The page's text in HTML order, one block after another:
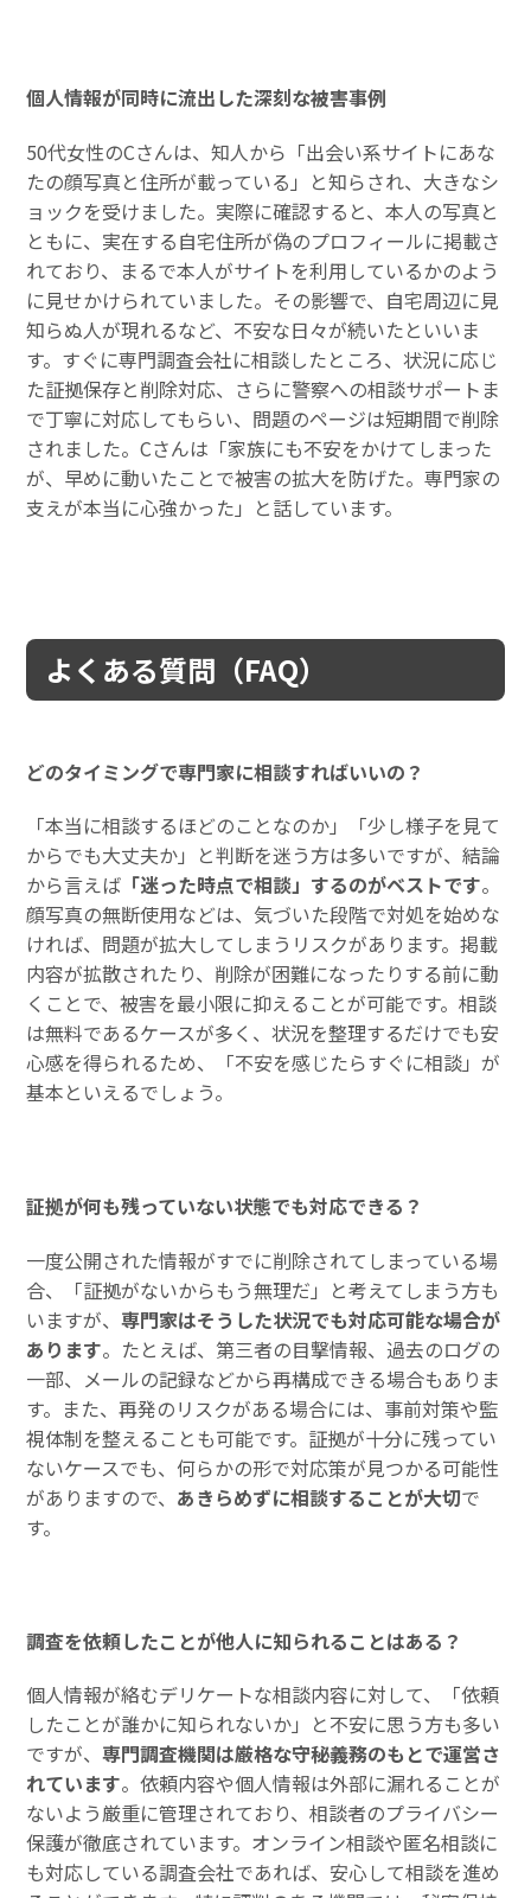
個人情報が同時に流出した深刻な被害事例
50代女性のCさんは、知人から「出会い系サイトにあな
たの顔写真と住所が載っている」と知らされ、大きなシ
ョックを受けました。実際に確認すると、本人の写真と
ともに、実在する自宅住所が偽のプロフィールに掲載さ
れており、まるで本人がサイトを利用しているかのよう
に見せかけられていました。その影響で、自宅周辺に見
知らぬ人が現れるなど、不安な日々が続いたといいま
す。すぐに専門調査会社に相談したところ、状況に応じ
た証拠保存と削除対応、さらに警察への相談サポートま
で丁寧に対応してもらい、問題のページは短期間で削除
されました。Cさんは「家族にも不安をかけてしまった
が、早めに動いたことで被害の拡大を防げた。専門家の
支えが本当に心強かった」と話しています。
よくある質問（FAQ）
どのタイミングで専門家に相談すればいいの？
「本当に相談するほどのことなのか」「少し様子を見て
からでも大丈夫か」と判断を迷う方は多いですが、結論
から言えば 「迷った時点で相談」するのがベストです。
顔写真の無断使用などは、気づいた段階で対処を始めな
ければ、問題が拡大してしまうリスクがあります。掲載
内容が拡散されたり、削除が困難になったりする前に動
くことで、被害を最小限に抑えることが可能です。相談
は無料であるケースが多く、状況を整理するだけでも安
心感を得られるため、「不安を感じたらすぐに相談」が
基本といえるでしょう。
証拠が何も残っていない状態でも対応できる？
一度公開された情報がすでに削除されてしまっている場
合、「証拠がないからもう無理だ」と考えてしまう方も
いますが、専門家はそうした状況でも対応可能な場合が
あります。たとえば、第三者の目撃情報、過去のログの
一部、メールの記録などから再構成できる場合もありま
す。また、再発のリスクがある場合には、事前対策や監
視体制を整えることも可能です。証拠が十分に残ってい
ないケースでも、何らかの形で対応策が見つかる可能性
がありますので、 あきらめずに相談することが大切で
す。
調査を依頼したことが他人に知られることはある？
個人情報が絡むデリケートな相談内容に対して、「依頼
したことが誰かに知られないか」と不安に思う方も多い
ですが、専門調査機関は厳格な守秘義務のもとで運営さ
れています。依頼内容や個人情報は外部に漏れることが
ないよう厳重に管理されており、相談者のプライバシー
保護が徹底されています。オンライン相談や匿名相談に
も対応している調査会社であれば、安心して相談を進め